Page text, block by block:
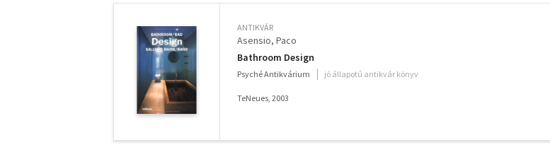
ANTIKVÁR
Asensio, Paco
Bathroom Design
Psyché Antikvárium jó állapotú antikvár könyv
TeNeues, 2003